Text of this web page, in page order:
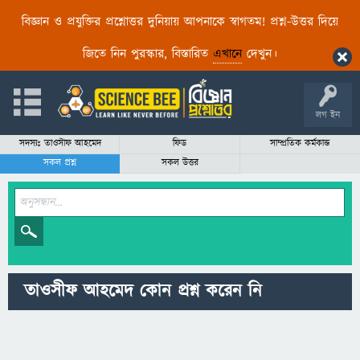
বিজ্ঞান ও প্রযুক্তির প্রশ্নোত্তর দুনিয়ায় আপনাকে স্বাগতম! প্রশ্ন-উত্তর দিয়ে
জিতে নিন পুরস্কার, বিস্তারিত এখানেদেখুন।
লগ ইন
সদস্যঃ তাওসীফ আহমেদ ফিড
সাম্প্রতিক কর্মকান্ড
সকল প্রশ্ন
সকল উত্তর
তাওসীফ আহমেদ কোন প্রশ্ন করেন নি